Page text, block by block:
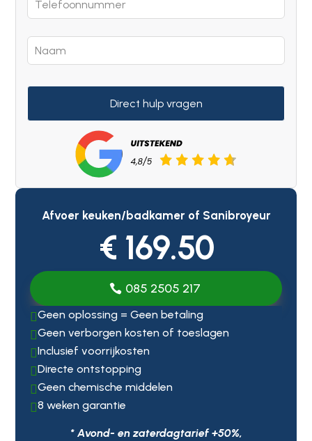
Direct hulp vragen
Afvoer keuken/badkamer of Sanibroyeur
€ 169.50
085 2505 217
Geen oplossing = Geen betaling
Geen verborgen kosten of toeslagen
Inclusief voorrijkosten
Directe ontstopping
Geen chemische middelen
8 weken garantie
* Avond- en zaterdagtarief +50%,